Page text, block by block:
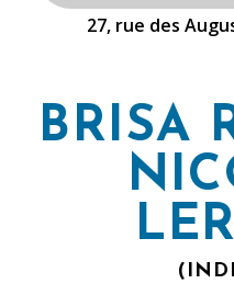
27, rue des
BRISA